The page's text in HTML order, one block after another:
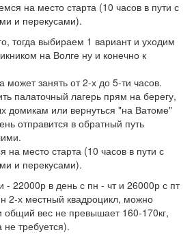
на место старта (10 часов в пути с
и перекусами).
тогда выбираем 1 вариант и уходим
на Волге ну и конечно к
может занять от 2-х до 5-ти часов.
палаточный лагерь прям на берегу,
домикам или вернуться "на Ватоме"
отправится в обратный путь
на место старта (10 часов в пути с
и перекусами).
- 22000р в день с пн - чт и 26000р с пт
2-х местный квадроцикл, можно
общий вес не превышает 160-170кг,
требуется).